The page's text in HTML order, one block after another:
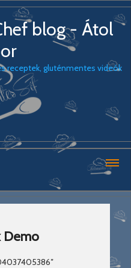
blog - Átol
receptek, gluténmentes videók
Demo